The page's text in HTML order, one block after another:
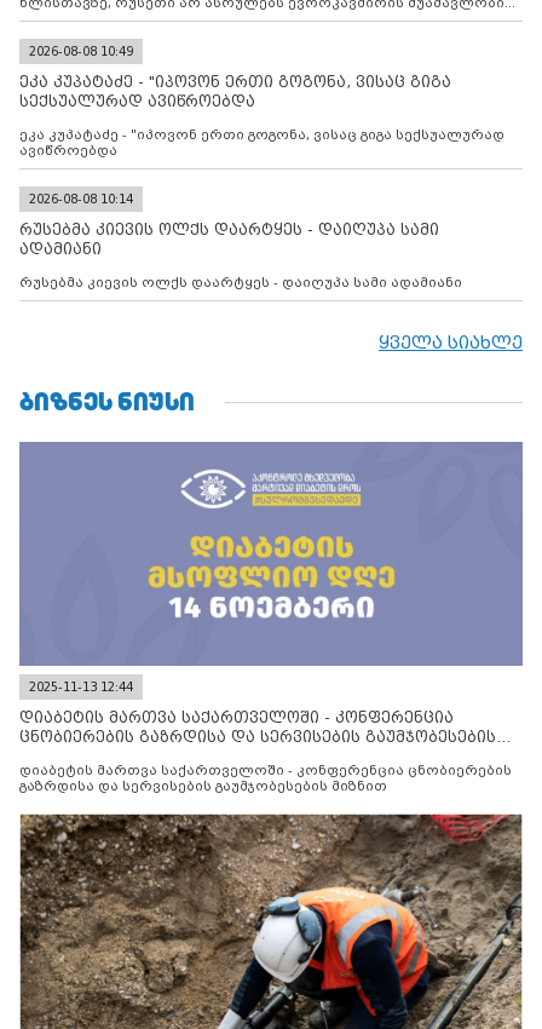
წლისთავზე, რუსეთი არ ასრულებს ევროკავშირის შუამავლობით
დადებულ 2008 წლის 12 აგვისტოს ცეცხლის შეწყვეტის
კონტროლს ოკუპირებულ რეგიონებში, აგრძელებს მათი
მილიტარიზაციის პროცესს და აქტიურად დგამს ნაბიჯებს მათი
ფაქტობრივი ანექსიისკენ
2026-08-08 10:49
ეკა კუპატაძე - "იპოვონ ერთი გოგონა, ვისაც გიგა
სექსუალურად ავიწროებდა
ეკა კუპატაძე - "იპოვონ ერთი გოგონა, ვისაც გიგა სექსუალურად
ავიწროებდა
2026-08-08 10:14
რუსებმა კიევის ოლქს დაარტყეს - დაიღუპა სამი
ადამიანი
რუსებმა კიევის ოლქს დაარტყეს - დაიღუპა სამი ადამიანი
ყველა სიახლე
ᲑᲘᲖᲜᲔᲡ ᲜᲘᲣᲡᲘ
2025-11-13 12:44
დიაბეტის მართვა საქართველოში - კონფერენცია
ცნობიერების გაზრდისა და სერვისების გაუმჯობესების
დიაბეტის მართვა საქართველოში - კონფერენცია ცნობიერების
გაზრდისა და სერვისების გაუმჯობესების მიზნით